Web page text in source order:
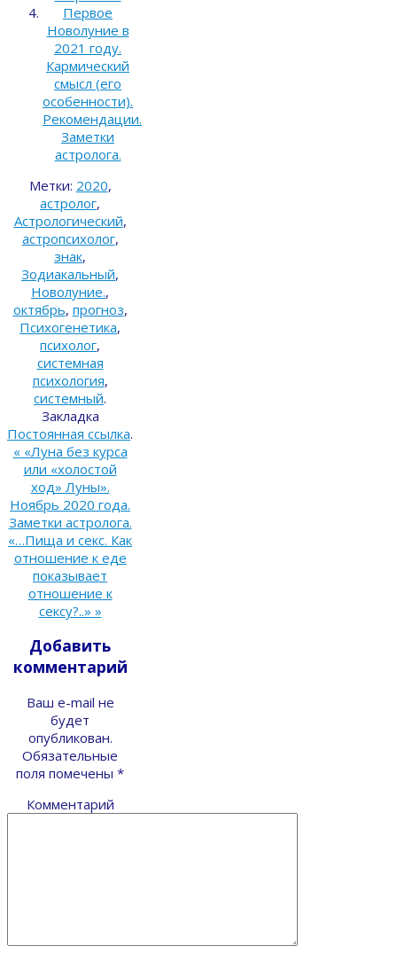
Первое
Новолуние в
2021 году.
Кармический
смысл (его
особенности).
Рекомендации.
Заметки
астролога.
Метки: 2020,
астролог,
Астрологический,
астропсихолог,
знак,
Зодиакальный,
Новолуние.,
октябрь, прогноз,
Психогенетика,
психолог,
системная
психология,
системный.
Закладка
Постоянная ссылка.
««Луна без курса
или «холостой
ход» Луны».
Ноябрь 2020 года.
Заметки астролога.
«…Пища и секс. Как
отношение к еде
показывает
отношение к
сексу?..» »
Добавить
комментарий
Ваш e-mail не
будет
опубликован.
Обязательные
поля помечены *
Комментарий